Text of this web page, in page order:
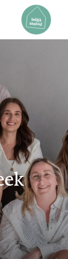
bekijk
aanbod